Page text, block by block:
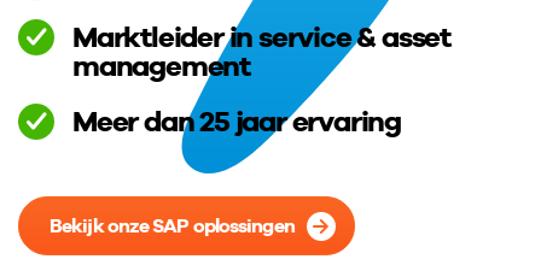
Marktleider in service & asset
management
Meer dan 25 jaar ervaring
Bekijk onze SAP oplossingen